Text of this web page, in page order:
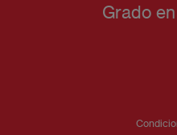
Grado